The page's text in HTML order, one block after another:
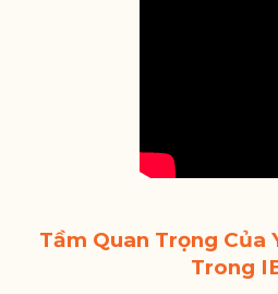
Tầm Quan Trọng Của
Trong